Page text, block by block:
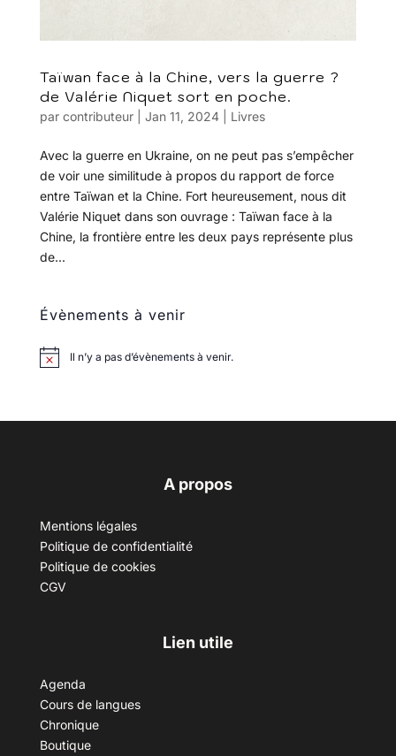
Taïwan face à la Chine, vers la guerre ?
de Valérie Niquet sort en poche.
par contributeur| Jan 11, 2024| Livres
Avec la guerre en Ukraine, on ne peut pas s’empêcher
de voir une similitude à propos du rapport de force
entre Taïwan et la Chine. Fort heureusement, nous dit
Valérie Niquet dans son ouvrage : Taïwan face à la
Chine, la frontière entre les deux pays représente plus
de...
Évènements à venir
Il n’y a pas d’évènements à venir.
A propos
Mentions légales
Politique de confidentialité
Politique de cookies
CGV
Lien utile
Agenda
Cours de langues
Chronique
Boutique